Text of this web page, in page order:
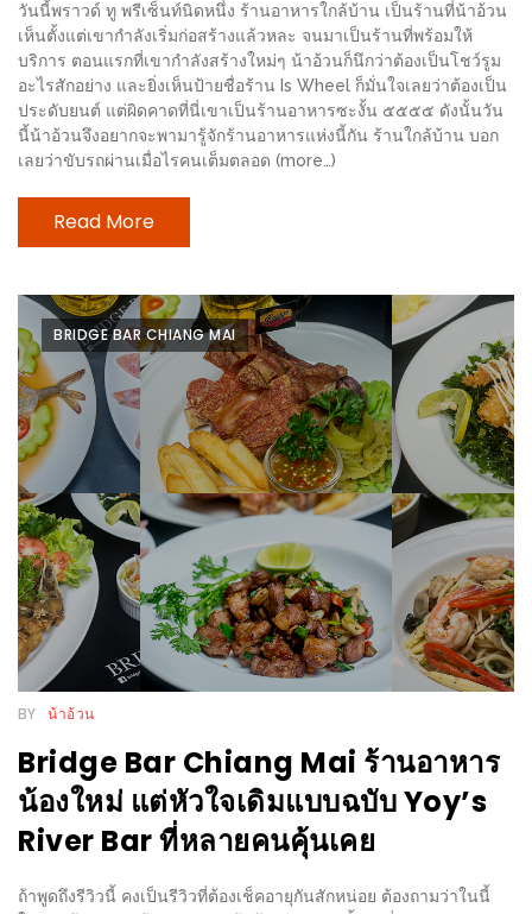
LE
CRYSTAL
เชียงใหม่
ฟรี
2
ลุ้น
GIFT
VOUCHER
รับ
ประทาน
อาหาร
1,000
บาท
ฟรี
3
รางวัล
สุด
พิเศษ
โปร
ชั่น
วันนี้พราวด์ ทู พรีเซ็นท์นิดหนึ่ง ร้านอาหารใกล้บ้าน เป็นร้านที่น้าอ้วน
เห็นตั้งแต่เขากำลังเริ่มก่อสร้างแล้วหละ จนมาเป็นร้านที่พร้อมให้
บริการ ตอนแรกที่เขากำลังสร้างใหม่ๆ น้าอ้วนก็นึกว่าต้องเป็นโชว์รูม
อะไรสักอย่าง และยิ่งเห็นป้ายชื่อร้าน Is Wheel ก็มั่นใจเลยว่าต้องเป็น
ประดับยนต์ แต่ผิดคาดที่นี่เขาเป็นร้านอาหารซะงั้น ๕๕๕๕ ดังนั้นวัน
นี้น้าอ้วนจึงอยากจะพามารู้จักร้านอาหารแห่งนี้กัน ร้านใกล้บ้าน บอก
เลยว่าขับรถผ่านเมื่อไรคนเต็มตลอด (more…)
Read More
BRIDGE BAR CHIANG MAI
BY น้าอ้วน
Bridge Bar Chiang Mai ร้านอาหาร
น้องใหม่ แต่หัวใจเดิมแบบฉบับ Yoy’s
River Bar ที่หลายคนคุ้นเคย
ถ้าพูดถึงรีวิวนี้ คงเป็นรีวิวที่ต้องเช็คอายุกันสักหน่อย ต้องถามว่าในนี้